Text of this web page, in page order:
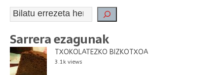
Sarrera ezagunak
TXOKOLATEZKO BIZKOTXOA
3.1k views